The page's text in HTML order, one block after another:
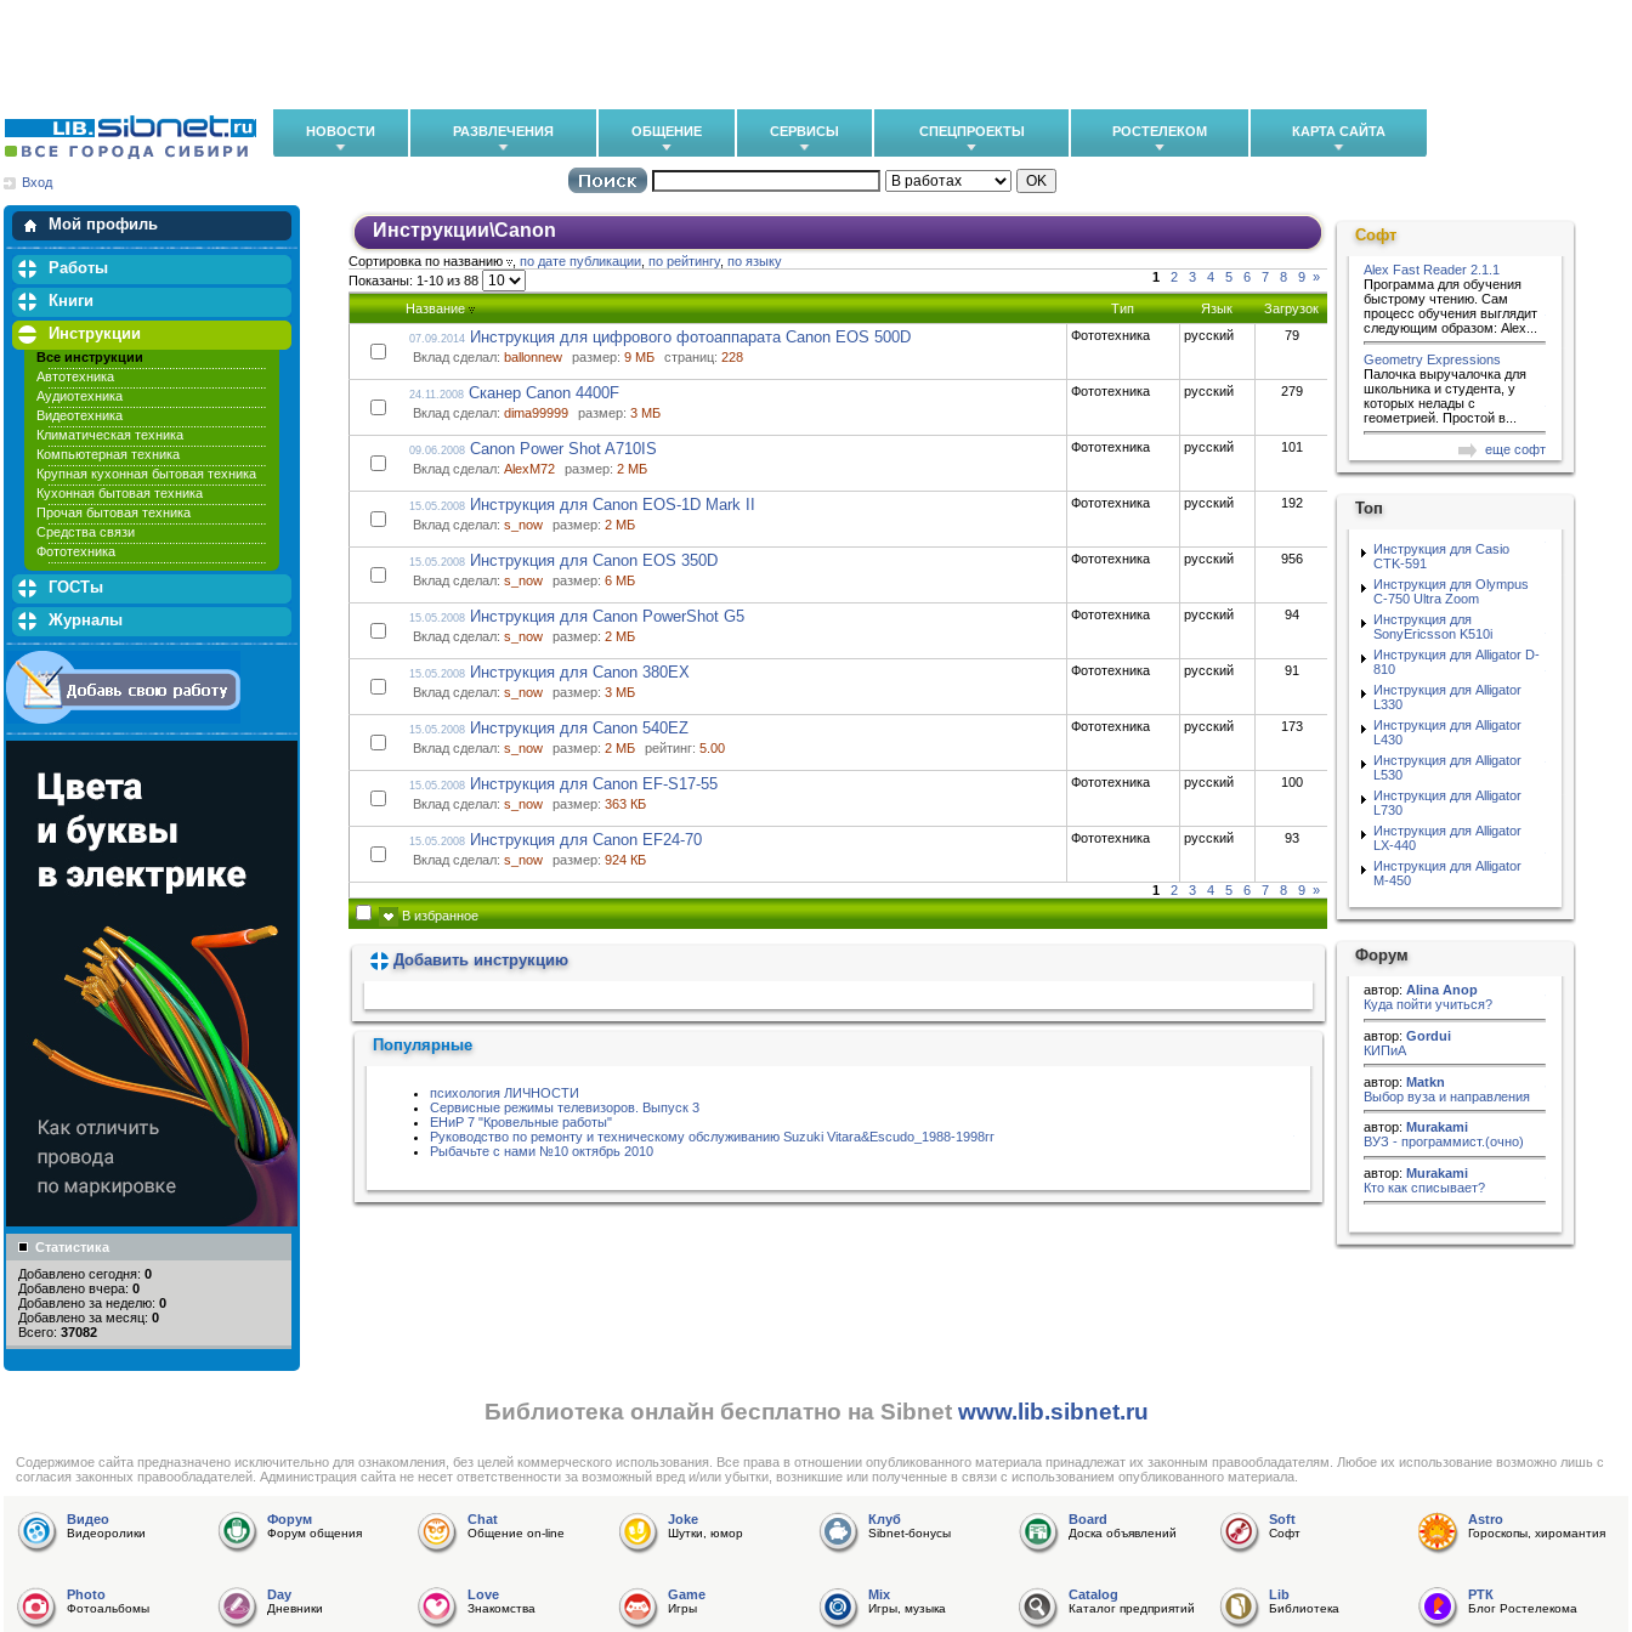
НОВОСТИ РАЗВЛЕЧЕНИЯ ОБЩЕНИЕ СЕРВИСЫ СПЕЦПРОЕКТЫ РОСТЕЛЕКОМ КАРТА САЙТА
Вход
Мой профиль
Мои закладки
Работы
Книги
Инструкции
Все инструкции
Автотехника
Аудиотехника
Видеотехника
Климатическая техника
Компьютерная техника
Крупная кухонная бытовая техника
Кухонная бытовая техника
Прочая бытовая техника
Средства связи
Фототехника
ГОСТы
Журналы
Статистика
Добавлено сегодня: 0
Добавлено вчера: 0
Добавлено за неделю: 0
Добавлено за месяц: 0
Всего: 37082
Инструкции\Canon
Сортировка по названию по дате публикации по рейтингу, по языку
Показаны: 1-10 из 88
1 2 3 4 5 6 7 8 9 »
Название Тип Язык Загрузок
07.09.2014 Инструкция для цифрового фотоаппарата Canon EOS 500D
Вклад сделал: ballonnew размер: 9 МБ страниц: 228
Фототехника русский 79
24.11.2008 Сканер Canon 4400F
Вклад сделал: dima99999 размер: 3 МБ
Фототехника русский 279
09.06.2008 Canon Power Shot A710IS
Вклад сделал: AlexM72 размер: 2 МБ
Фототехника русский 101
15.05.2008 Инструкция для Canon EOS-1D Mark II
Вклад сделал: s_now размер: 2 МБ
Фототехника русский 192
15.05.2008 Инструкция для Canon EOS 350D
Вклад сделал: s_now размер: 6 МБ
Фототехника русский 956
15.05.2008 Инструкция для Canon PowerShot G5
Вклад сделал: s_now размер: 2 МБ
Фототехника русский 94
15.05.2008 Инструкция для Canon 380EX
Вклад сделал: s_now размер: 3 МБ
Фототехника русский 91
15.05.2008 Инструкция для Canon 540EZ
Вклад сделал: s_now размер: 2 МБ рейтинг: 5.00
Фототехника русский 173
15.05.2008 Инструкция для Canon EF-S17-55
Вклад сделал: s_now размер: 363 КБ
Фототехника русский 100
15.05.2008 Инструкция для Canon EF24-70
Вклад сделал: s_now размер: 924 КБ
Фототехника русский 93
1 2 3 4 5 6 7 8 9 »
В избранное
Добавить инструкцию
Популярные
психология ЛИЧНОСТИ
Сервисные режимы телевизоров. Выпуск 3
ЕНиР 7 "Кровельные работы"
Руководство по ремонту и техническому обслуживанию Suzuki Vitara&Escudo_1988-1998гг
Рыбачьте с нами №10 октябрь 2010
Софт
Alex Fast Reader 2.1.1
Программа для обучения
быстрому чтению. Сам
процесс обучения выглядит
следующим образом: Alex...
Geometry Expressions
Палочка выручалочка для
школьника и студента, у
которых нелады с
геометрией. Простой в...
еще софт
Топ
Инструкция для Casio
CTK-591
Инструкция для Olympus
C-750 Ultra Zoom
Инструкция для
SonyEricsson K510i
Инструкция для Alligator D-
810
Инструкция для Alligator
L330
Инструкция для Alligator
L430
Инструкция для Alligator
L530
Инструкция для Alligator
L730
Инструкция для Alligator
LX-440
Инструкция для Alligator
M-450
Форум
автор: Alina Anop
Куда пойти учиться?
автор: Gordui
КИПиА
автор: Matkn
Выбор вуза и направления
автор: Murakami
ВУЗ - программист.(очно)
автор: Murakami
Кто как списывает?
Библиотека онлайн бесплатно на Sibnet www.lib.sibnet.ru
Cодержимое сайта предназначено исключительно для ознакомления, без целей коммерческого использования. Все права в отношении опубликованного материала принадлежат их законным правообладателям. Любое их использование возможно лишь с
согласия законных правообладателей. Администрация сайта не несет ответственности за возможный вред и/или убытки, возникшие или полученные в связи с использованием опубликованного материала.
Видео
Видеоролики
Форум
Форум общения
Chat
Общение on-line
Joke
Шутки, юмор
Клуб
Sibnet-бонусы
Board
Доска объявлений
Soft
Софт
Astro
Гороскопы, хиромантия
Photo
Фотоальбомы
Day
Дневники
Love
Знакомства
Game
Игры
Mix
Игры, музыка
Catalog
Каталог предприятий
Lib
Библиотека
РТК
Блог Ростелекома